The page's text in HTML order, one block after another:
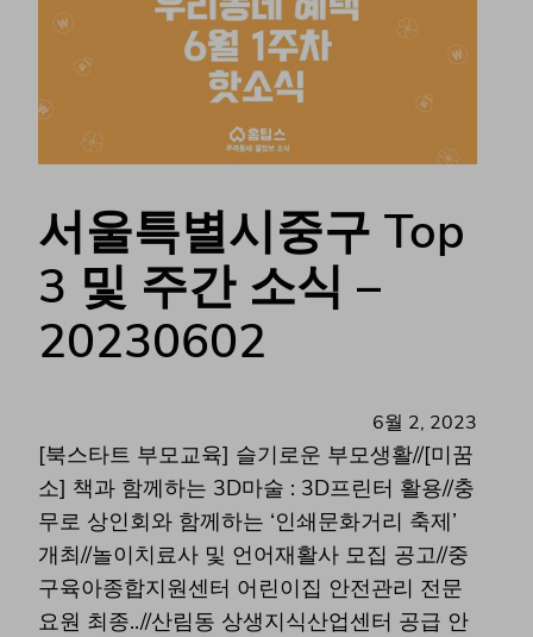
서울특별시중구 Top
3 및 주간 소식 –
20230602
6월 2, 2023
[북스타트 부모교육] 슬기로운 부모생활//[미꿈
소] 책과 함께하는 3D마술 : 3D프린터 활용//충
무로 상인회와 함께하는 ‘인쇄문화거리 축제’
개최//놀이치료사 및 언어재활사 모집 공고//중
구육아종합지원센터 어린이집 안전관리 전문
요원 최종..//산림동 상생지식산업센터 공급 안